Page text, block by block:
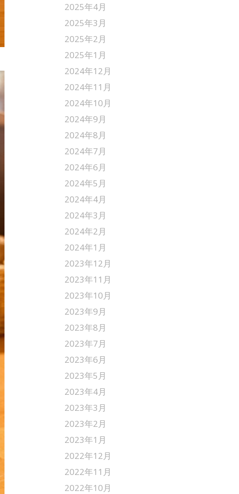
2025年4月
2025年3月
2025年2月
2025年1月
2024年12月
2024年11月
2024年10月
2024年9月
2024年8月
2024年7月
2024年6月
2024年5月
2024年4月
2024年3月
2024年2月
2024年1月
2023年12月
2023年11月
2023年10月
2023年9月
2023年8月
2023年7月
2023年6月
2023年5月
2023年4月
2023年3月
2023年2月
2023年1月
2022年12月
2022年11月
2022年10月